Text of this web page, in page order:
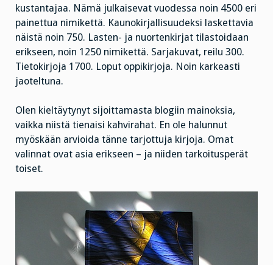
kustantajaa. Nämä julkaisevat vuodessa noin 4500 eri
painettua nimikettä. Kaunokirjallisuudeksi laskettavia
näistä noin 750. Lasten- ja nuortenkirjat tilastoidaan
erikseen, noin 1250 nimikettä. Sarjakuvat, reilu 300.
Tietokirjoja 1700. Loput oppikirjoja. Noin karkeasti
jaoteltuna.
Olen kieltäytynyt sijoittamasta blogiin mainoksia,
vaikka niistä tienaisi kahvirahat. En ole halunnut
myöskään arvioida tänne tarjottuja kirjoja. Omat
valinnat ovat asia erikseen – ja niiden tarkoitusperät
toiset.